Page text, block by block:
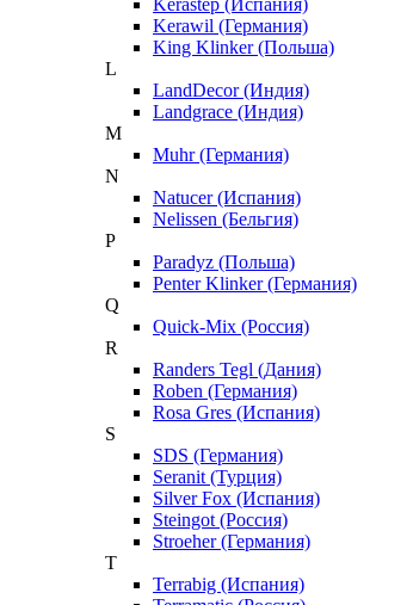
Kerastep (Испания)
Kerawil (Германия)
King Klinker (Польша)
L
LandDecor (Индия)
Landgrace (Индия)
M
Muhr (Германия)
N
Natucer (Испания)
Nelissen (Бельгия)
P
Paradyz (Польша)
Penter Klinker (Германия)
Q
Quick-Mix (Россия)
R
Randers Tegl (Дания)
Roben (Германия)
Rosa Gres (Испания)
S
SDS (Германия)
Seranit (Турция)
Silver Fox (Испания)
Steingot (Россия)
Stroeher (Германия)
T
Terrabig (Испания)